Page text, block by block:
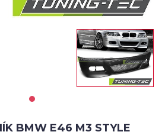
BMW E46 M3 STYLE